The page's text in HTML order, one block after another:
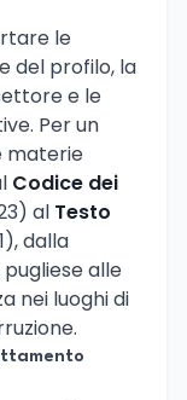
le
del profilo, la
e le
Per un
materie
Codice dei
al Testo
dalla
alle
nei luoghi di